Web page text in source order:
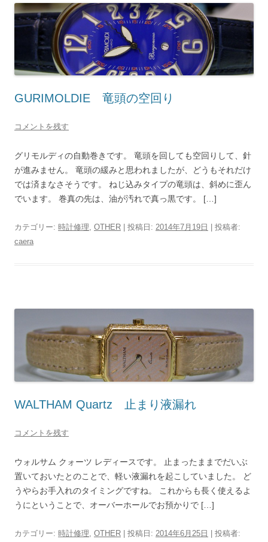
GURIMOLDIE 竜頭の空回り
コメントを残す
グリモルディの自動巻きです。 竜頭を回しても空回りして、針
が進みません。 竜頭の緩みと思われましたが、どうもそれだけ
では済まなさそうです。 ねじ込みタイプの竜頭は、斜めに歪ん
でいます。 巻真の先は、油が汚れで真っ黒です。 […]
カテゴリー: 時計修理, OTHER | 投稿日: 2014年7月19日
投稿者:
caera
WALTHAM Quartz 止まり液漏れ
コメントを残す
ウォルサム クォーツ レディースです。 止まったままでだいぶ
置いておいたとのことで、軽い液漏れを起こしていました。 ど
うやらお手入れのタイミングですね。 これからも長く使えるよ
うにということで、オーバーホールでお預かりで […]
カテゴリー: 時計修理, OTHER | 投稿日: 2014年6月25日 投稿者: